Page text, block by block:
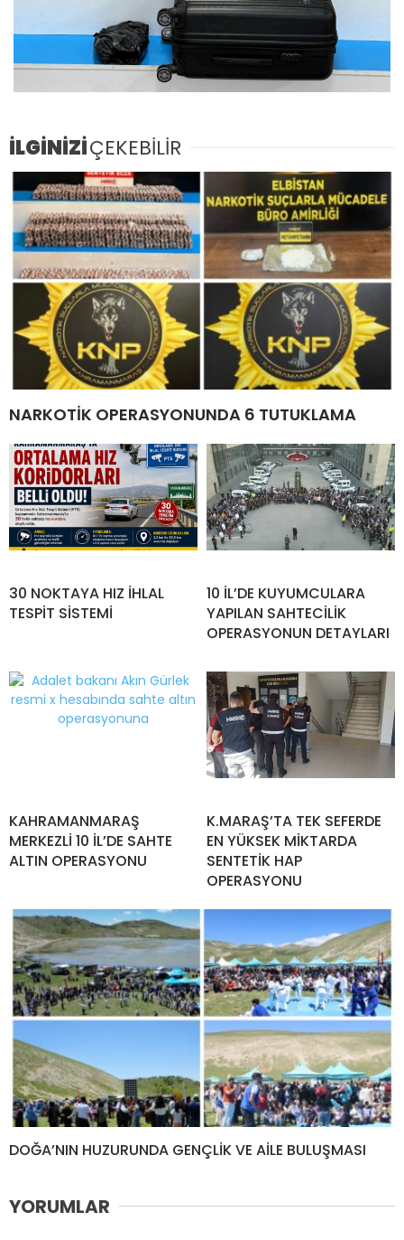
İLGİNİZİÇEKEBİLİR
NARKOTİK OPERASYONUNDA 6 TUTUKLAMA
30 NOKTAYA HIZ İHLAL
TESPİT SİSTEMİ
10 İL’DE KUYUMCULARA
YAPILAN SAHTECİLİK
OPERASYONUN DETAYLARI
KAHRAMANMARAŞ
MERKEZLİ 10 İL’DE SAHTE
ALTIN OPERASYONU
K.MARAŞ’TA TEK SEFERDE
EN YÜKSEK MİKTARDA
SENTETİK HAP
OPERASYONU
DOĞA’NIN HUZURUNDA GENÇLİK VE AİLE BULUŞMASI
YORUMLAR